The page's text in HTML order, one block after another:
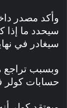
وأكد مصدر
سيحدد ما إذا
سيغادر في
وبسبب تراجع
حسابات كولر